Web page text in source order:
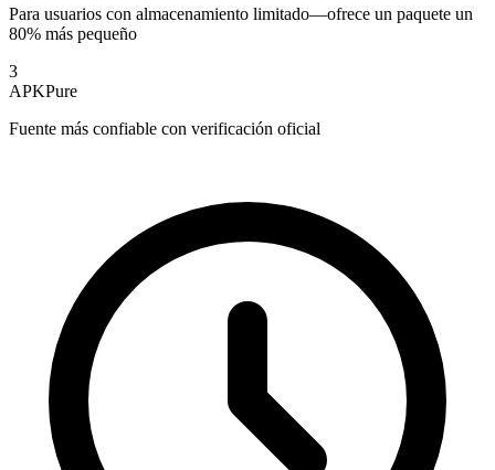
Para usuarios con almacenamiento limitado—ofrece un paquete un
80% más pequeño
3
APKPure
Fuente más confiable con verificación oficial